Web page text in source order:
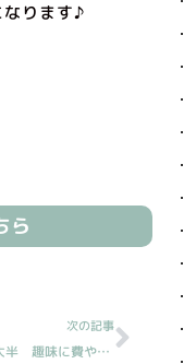
ります♪
ら
次の記事
給料の大半 趣味に費やす長男［読売新聞人生案内/20230926分］